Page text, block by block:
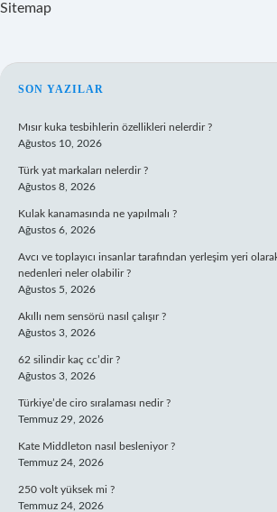
Sitemap
SIDEBAR
SON YAZILAR
Mısır kuka tesbihlerin özellikleri nelerdir ?
Ağustos 10, 2026
Türk yat markaları nelerdir ?
Ağustos 8, 2026
Kulak kanamasında ne yapılmalı ?
Ağustos 6, 2026
Avcı ve toplayıcı insanlar tarafından yerleşim yeri
nedenleri neler olabilir ?
Ağustos 5, 2026
Akıllı nem sensörü nasıl çalışır ?
Ağustos 3, 2026
62 silindir kaç cc’dir ?
Ağustos 3, 2026
Türkiye’de ciro sıralaması nedir ?
Temmuz 29, 2026
Kate Middleton nasıl besleniyor ?
Temmuz 24, 2026
250 volt yüksek mi ?
Temmuz 24, 2026